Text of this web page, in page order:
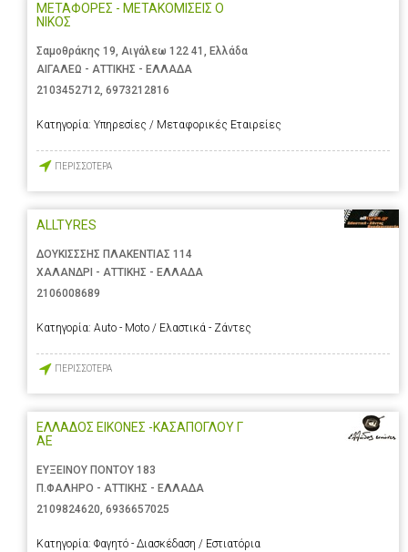
ΜΕΤΑΦΟΡΕΣ - ΜΕΤΑΚΟΜΙΣΕΙΣ Ο
ΝΙΚΟΣ
Σαμοθράκης 19, Αιγάλεω 122 41, Ελλάδα
ΑΙΓΑΛΕΩ - ΑΤΤΙΚΗΣ - ΕΛΛΑΔΑ
2103452712, 6973212816
Κατηγορία: Υπηρεσίες / Μεταφορικές Εταιρείες
ΠΕΡΙΣΣΟΤΕΡΑ
ALLTYRES
ΔΟΥΚΙΣΣΣΗΣ ΠΛΑΚΕΝΤΙΑΣ 114
ΧΑΛΑΝΔΡΙ - ΑΤΤΙΚΗΣ - ΕΛΛΑΔΑ
2106008689
Κατηγορία: Auto - Moto / Ελαστικά - Ζάντες
ΠΕΡΙΣΣΟΤΕΡΑ
ΕΛΛΑΔΟΣ ΕΙΚΟΝΕΣ -ΚΑΣΑΠΟΓΛΟΥ Γ
ΑΕ
ΕΥΞΕΙΝΟΥ ΠΟΝΤΟΥ 183
Π.ΦΑΛΗΡΟ - ΑΤΤΙΚΗΣ - ΕΛΛΑΔΑ
2109824620, 6936657025
Κατηγορία: Φαγητό - Διασκέδαση / Εστιατόρια